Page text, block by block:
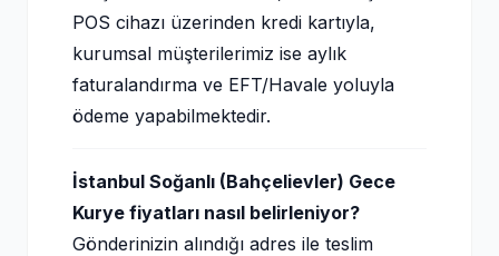
POS cihazı üzerinden kredi kartıyla,
kurumsal müşterilerimiz ise aylık
faturalandırma ve EFT/Havale yoluyla
ödeme yapabilmektedir.
İstanbul Soğanlı (Bahçelievler) Gece
Kurye fiyatları nasıl belirleniyor?
Gönderinizin alındığı adres ile teslim